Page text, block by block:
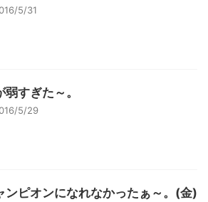
5/31
弱すぎた～。
5/29
ンピオンになれなかったぁ～。(金)